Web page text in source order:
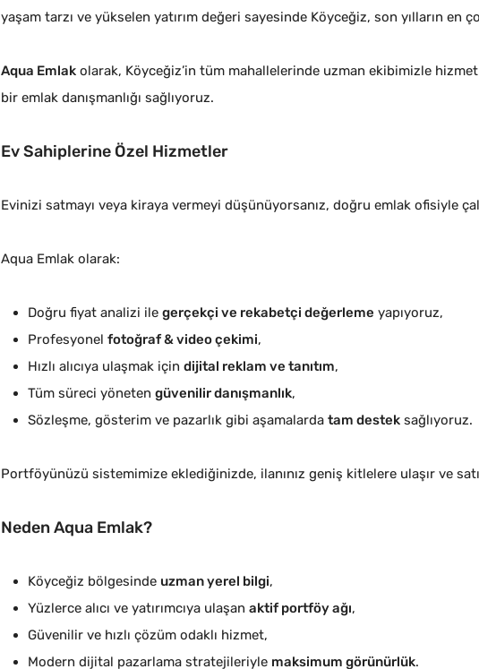
yaşam tarzı ve yükselen yatırım değeri sayesinde Köyceğiz, son yılların
Aqua Emlak olarak, Köyceğiz’in tüm mahallelerinde uzman ekibimizle
bir emlak danışmanlığı sağlıyoruz.
Ev Sahiplerine Özel Hizmetler
Evinizi satmayı veya kiraya vermeyi düşünüyorsanız, doğru emlak ofisiyle
Aqua Emlak olarak:
Doğru fiyat analizi ilegerçekçi ve rekabetçi değerleme yapıyoruz,
Profesyonelfotoğraf & video çekimi,
Hızlı alıcıya ulaşmak içindijital reklam ve tanıtım,
Tüm süreci yönetengüvenilir danışmanlık,
Sözleşme, gösterim ve pazarlık gibi aşamalardatam destek sağlıyoruz.
Portföyünüzü sistemimize eklediğinizde, ilanınız geniş kitlelere ulaşır ve
Neden Aqua Emlak?
Köyceğiz bölgesinde uzman yerel bilgi,
Yüzlerce alıcı ve yatırımcıya ulaşanaktif portföy ağı,
Güvenilir ve hızlı çözüm odaklı hizmet,
Modern dijital pazarlama stratejileriyle maksimum görünürlük.